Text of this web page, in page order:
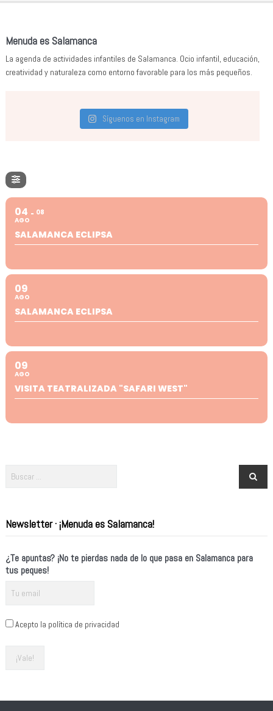
Menuda es Salamanca
La agenda de actividades infantiles de Salamanca. Ocio infantil, educación,
creatividad y naturaleza como entorno favorable para los más pequeños.
Síguenos en Instagram
04
AGO
08
SALAMANCA ECLIPSA
09
AGO
SALAMANCA ECLIPSA
09
AGO
VISITA TEATRALIZADA "SAFARI WEST"
Newsletter · ¡Menuda es Salamanca!
¿Te apuntas? ¡No te pierdas nada de lo que pasa en Salamanca para
tus peques!
Acepto la política de privacidad